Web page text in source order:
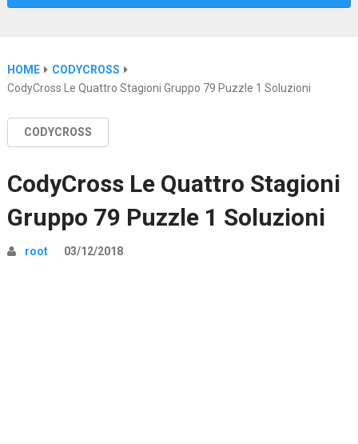
HOME
CODYCROSS
CodyCross Le Quattro Stagioni Gruppo 79 Puzzle 1 Soluzioni
CODYCROSS
CodyCross Le Quattro Stagioni
Gruppo 79 Puzzle 1 Soluzioni
root 03/12/2018